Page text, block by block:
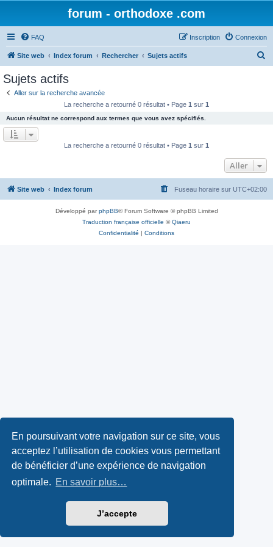
En poursuivant votre navigation sur ce site, vous
acceptez l’utilisation de cookies vous permettant
de bénéficier d’une expérience de navigation
optimale. En savoir plus…
J’accepte
forum - orthodoxe .com
FAQ Connexion
Inscription
Site web Index forum Rechercher Sujets actifs
e
r
Sujets actifs
Aller sur la recherche avancée
La recherche a retourné 0 résultat • Page 1 sur 1
Aucun résultat ne correspond aux termes que vous avez spécifiés.
La recherche a retourné 0 résultat • Page 1 sur 1
Aller
Site web Index forum Fuseau horaire sur UTC+02:00
Développé parphpBB® Forum Software © phpBB Limited
Traduction française officielle ©Qiaeru
Confidentialité | Conditions